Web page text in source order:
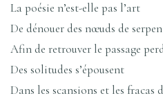
La poésie n’est-elle pas l’art
De dénouer des nœuds de
Afin de retrouver le passage
Des solitudes s’épousent
Dans les scansions et les fracas